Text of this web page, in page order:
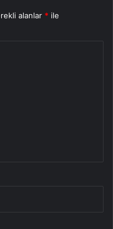
alanlar * ile